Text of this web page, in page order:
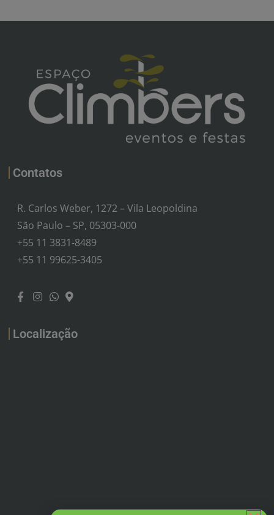
Contatos
R. Carlos Weber, 1272 – Vila Leopoldina
São Paulo – SP, 05303-000
+55 11 3831-8489
+55 11 99625-3405
Localização